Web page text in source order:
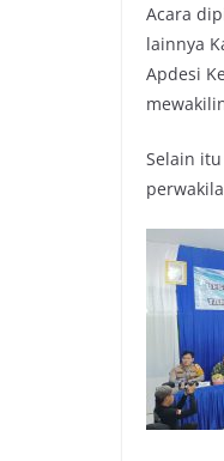
Acara
lainnya
Apdesi
Selain